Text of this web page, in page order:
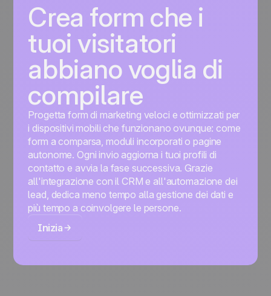
Crea form che i
tuoi visitatori
abbiano voglia di
compilare
Progetta form di marketing veloci e ottimizzati per
i dispositivi mobili che funzionano ovunque: come
form a comparsa, moduli incorporati o pagine
autonome. Ogni invio aggiorna i tuoi profili di
contatto e avvia la fase successiva. Grazie
all'integrazione con il CRM e all'automazione dei
lead, dedica meno tempo alla gestione dei dati e
più tempo a coinvolgere le persone.
Inizia